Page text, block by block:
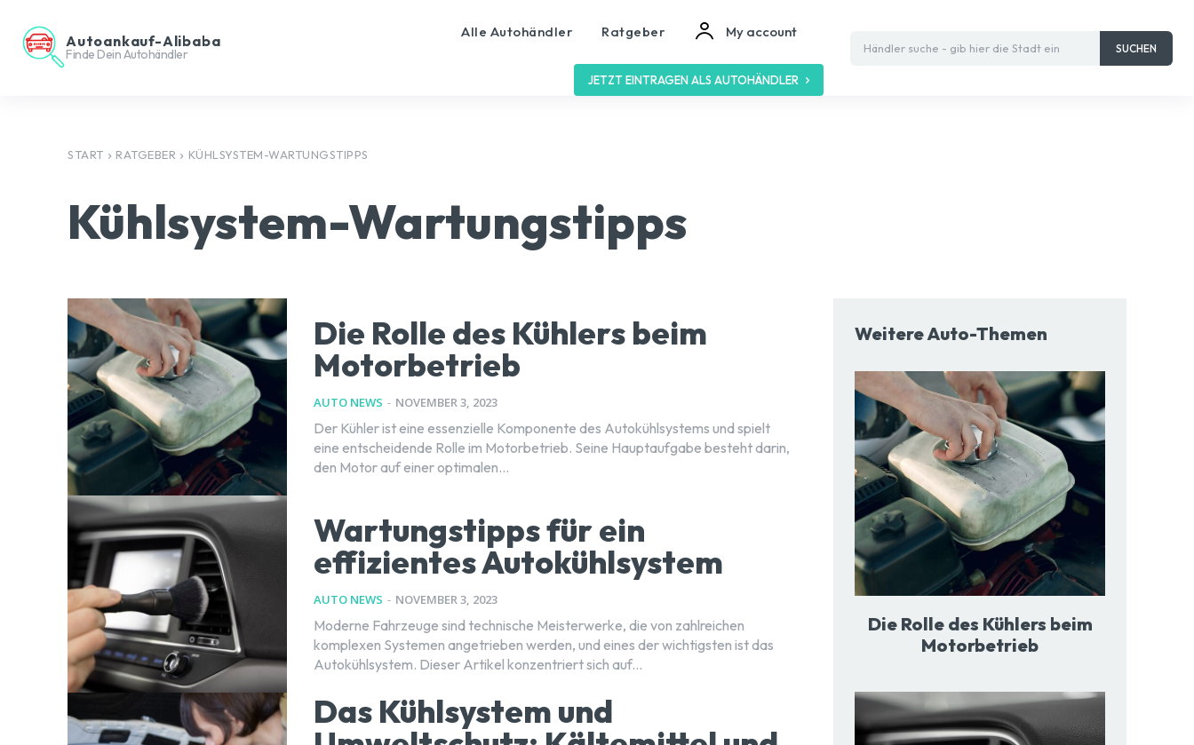
Autoankauf-Alibaba
Finde Dein Autohändler
Alle Autohändler Ratgeber My account
JETZT EINTRAGEN ALS AUTOHÄNDLER
Händler suche - gib hier die Stadt ein SUCHEN
START RATGEBER KÜHLSYSTEM-WARTUNGSTIPPS
Kühlsystem-Wartungstipps
Die Rolle des Kühlers beim
Motorbetrieb
AUTO NEWS - NOVEMBER 3, 2023
Der Kühler ist eine essenzielle Komponente des Autokühlsystems und spielt
eine entscheidende Rolle im Motorbetrieb. Seine Hauptaufgabe besteht darin,
den Motor auf einer optimalen...
Wartungstipps für ein
effizientes Autokühlsystem
AUTO NEWS - NOVEMBER 3, 2023
Moderne Fahrzeuge sind technische Meisterwerke, die von zahlreichen
komplexen Systemen angetrieben werden, und eines der wichtigsten ist das
Autokühlsystem. Dieser Artikel konzentriert sich auf...
Das Kühlsystem und
Weitere Auto-Themen
Die Rolle des Kühlers beim
Motorbetrieb